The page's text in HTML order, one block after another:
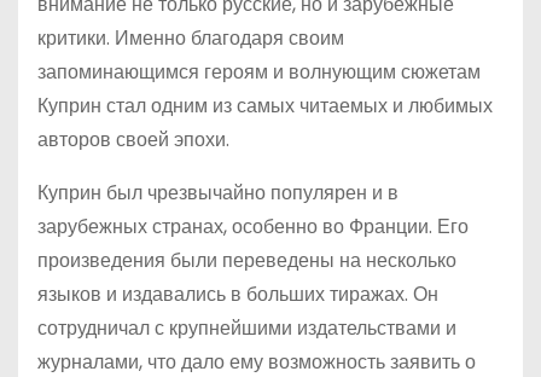
критики. Именно благодаря своим
запоминающимся героям и волнующим сюжетам
Куприн стал одним из самых читаемых и любимых
авторов своей эпохи.
Куприн был чрезвычайно популярен и в
зарубежных странах, особенно во Франции. Его
произведения были переведены на несколько
языков и издавались в больших тиражах. Он
сотрудничал с крупнейшими издательствами и
журналами, что дало ему возможность заявить о